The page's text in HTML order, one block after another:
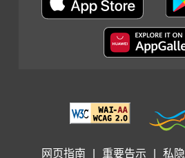
网页指南 重要告示 私